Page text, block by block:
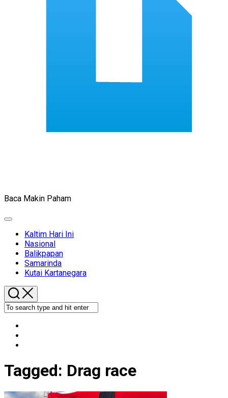
Baca Makin Paham
Expand
Kaltim Hari Ini
Nasional
Balikpapan
Samarinda
Kutai Kartanegara
Tagged: Drag race